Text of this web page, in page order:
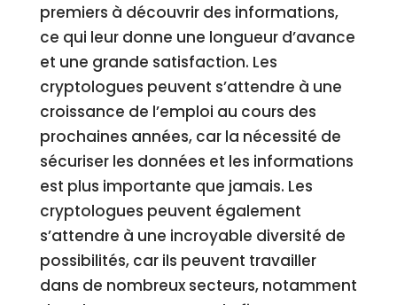
premiers à découvrir des informations,
ce qui leur donne une longueur d’avance
et une grande satisfaction. Les
cryptologues peuvent s’attendre à une
croissance de l’emploi au cours des
prochaines années, car la nécessité de
sécuriser les données et les informations
est plus importante que jamais. Les
cryptologues peuvent également
s’attendre à une incroyable diversité de
possibilités, car ils peuvent travailler
dans de nombreux secteurs, notamment